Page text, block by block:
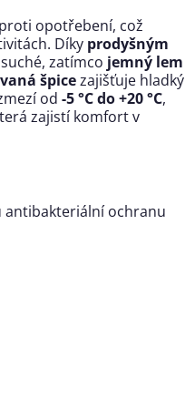
opotřebení, což
Díky prodyšným
zatímco jemný lem
špicezajišťuje hladký
od -5 °C do +20 °C,
zajistí komfort v
ochranu